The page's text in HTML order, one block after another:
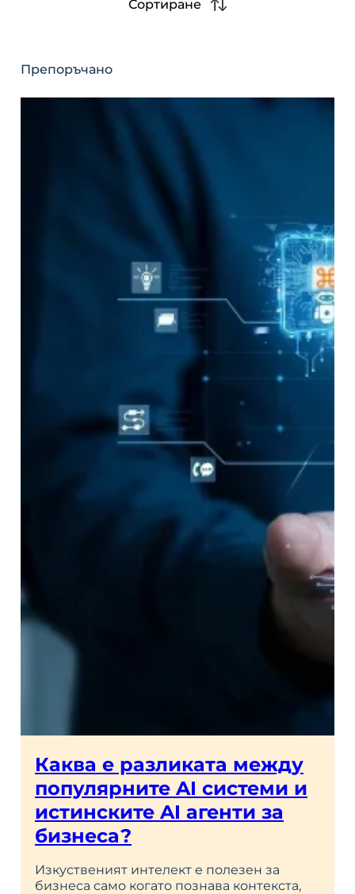
Сортиране
Препоръчано
Каква е разликата между
популярните AI системи и
истинските AI агенти за
бизнеса?
Изкуственият интелект е полезен за
бизнеса само когато познава контекста,